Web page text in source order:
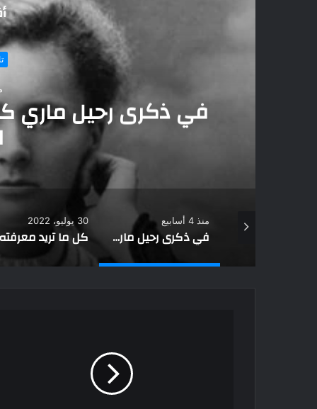
في ذكرى رحيل ماري كوري.. المرأة التى غيرت تاريخ
في ذكرى رحيل ماري كوري.. المرأة التى غيرت تاريخ العلم
30 يوليو، 2022
كل ما تريد معرفته عن متحف محمد السادس لحضارة الماء في مراكش
15 يوليو، 2022